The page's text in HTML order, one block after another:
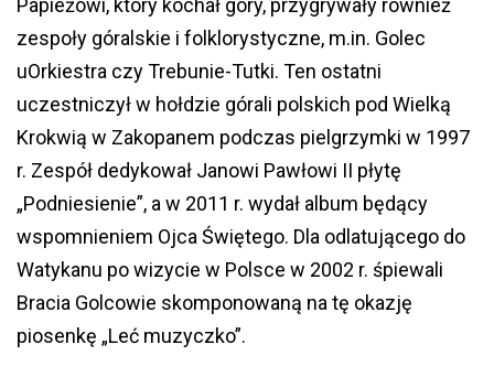
Papieżowi, który kochał góry, przygrywały również
zespoły góralskie i folklorystyczne, m.in. Golec
uOrkiestra czy Trebunie-Tutki. Ten ostatni
uczestniczył w hołdzie górali polskich pod Wielką
Krokwią w Zakopanem podczas pielgrzymki w 1997
r. Zespół dedykował Janowi Pawłowi II płytę
„Podniesienie”, a w 2011 r. wydał album będący
wspomnieniem Ojca Świętego. Dla odlatującego do
Watykanu po wizycie w Polsce w 2002 r. śpiewali
Bracia Golcowie skomponowaną na tę okazję
piosenkę „Leć muzyczko”.